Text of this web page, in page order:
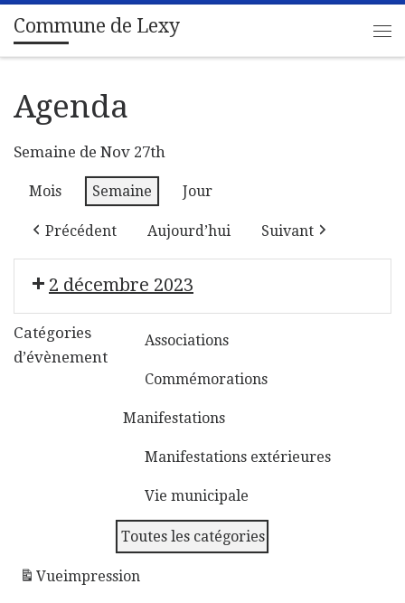
Passer au contenu
Commune de Lexy
Agenda
Semaine de Nov 27th
Mois Semaine Jour
Précédent Aujourd’hui Suivant
2 décembre 2023
Catégories
d’évènement
Associations
Commémorations
Manifestations
Manifestations extérieures
Vie municipale
Toutes les catégories
Vueimpression